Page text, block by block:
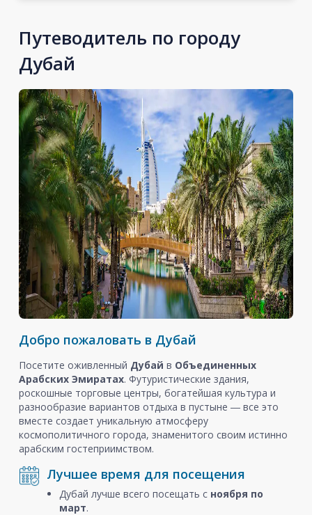
Путеводитель по городу
Дубай
Добро пожаловать в Дубай
Посетите оживленный Дубай в Объединенных
Арабских Эмиратах. Футуристические здания,
роскошные торговые центры, богатейшая культура и
разнообразие вариантов отдыха в пустыне ― все это
вместе создает уникальную атмосферу
космополитичного города, знаменитого своим истинно
арабским гостеприимством.
Лучшее время для посещения
Дубай лучше всего посещать с ноября по
март.